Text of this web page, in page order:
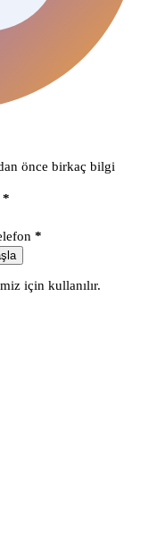
önce birkaç bilgi
*
*
için kullanılır.